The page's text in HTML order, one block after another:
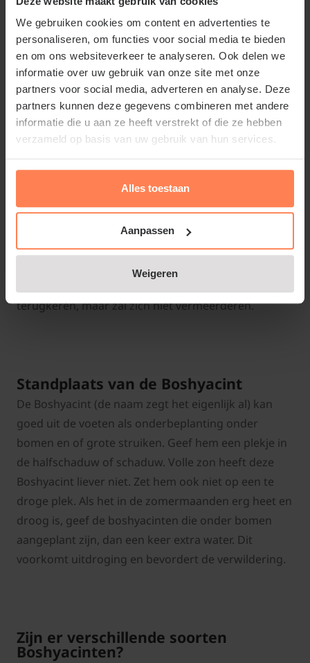
We gebruiken cookies om content en advertenties te
personaliseren, om functies voor social media te bieden
en om ons websiteverkeer te analyseren. Ook delen we
informatie over uw gebruik van onze site met onze
partners voor social media, adverteren en analyse. Deze
partners kunnen deze gegevens combineren met andere
informatie die u aan ze heeft verstrekt of die ze hebben
verzameld op basis van uw gebruik van hun services.
Alles toestaan
Aanpassen
Weigeren
bloem. De bloemen van de gecultiveerde hyacint zijn
een stuk groter en voller. Ze vallen meer op en zijn
ook in meerdere kleuren verkrijgbaar.
Het tweede grote verschil is het vermogen van de
bloembol om zich te kunnen vermeerderen en
professional in! De boshyacint vermeerdert zich elk
jaar flink. Hij kan zich ook door zaad vermeerderen,
waardoor hij ineens in andere delen van de tuin kan
opduiken. De gecultiveerde Hyacint vermeerdert
zich nauwelijks. Hij kan met de juiste verzorging
(loof laten staan + voeding in de vorm van
terugkeren, maar zal zich niet vermeerderen.
Standplaats van de Boshyacint
De Boshyacint (de naam zegt het eigenlijk al) kan
goed uit de voeten als onderbeplanting onder
bomen en of grote struiken. Geef hem een plekje in
de halfschaduw of schaduw. Volle zon heeft deze
Boshyacint liever niet. Zet hem ook niet op een te
droge plek. Als het in de zomermaanden erg heet en
droog is, geef de boshyacinten die onder bomen
aangeplant zijn, dan een keer extra water. Dit
voorkomt uitdroging en bevordert de verwildering.
Zijn er verschillende soorten
Boshyacinten?